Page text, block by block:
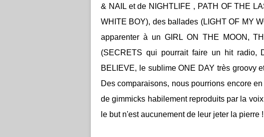
& NAIL et de NIGHTLIFE , PATH OF THE
WHITE BOY), des ballades (LIGHT OF MY
apparenter à un GIRL ON THE MOON,
(SECRETS qui pourrait faire un hit radio,
BELIEVE, le sublime ONE DAY très groovy
Des comparaisons, nous pourrions encore
de gimmicks habilement reproduits par la
le but n'est aucunement de leur jeter la pierre !